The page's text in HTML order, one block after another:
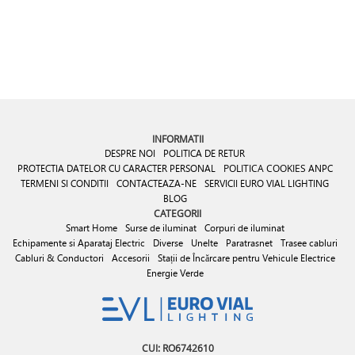
INFORMATII
DESPRE NOI
POLITICA DE RETUR
PROTECTIA DATELOR CU CARACTER PERSONAL
POLITICA COOKIES ANPC
TERMENI SI CONDITII
CONTACTEAZA-NE SERVICII EURO VIAL LIGHTING
BLOG
CATEGORII
Smart Home Surse de iluminat
Corpuri de iluminat
Echipamente si Aparataj Electric
Diverse Unelte Paratrasnet
Trasee cabluri
Cabluri & Conductori
Accesorii
Stații de Încărcare pentru Vehicule Electrice
Energie Verde
CUI: RO6742610